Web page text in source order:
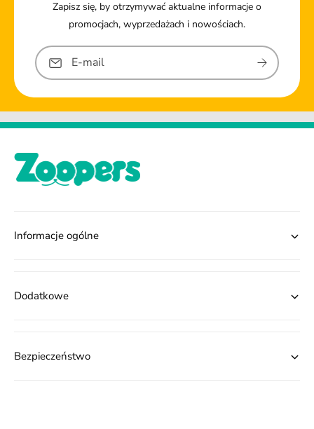
Zapisz się, by otrzymywać aktualne informacje o
promocjach, wyprzedażach i nowościach.
E-mail
Informacje ogólne
Dodatkowe
Bezpieczeństwo